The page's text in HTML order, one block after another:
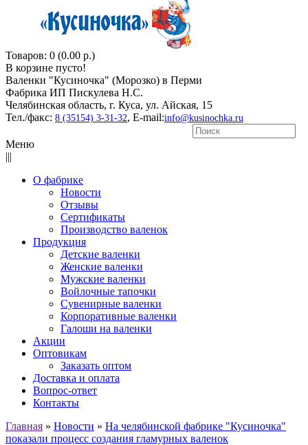
Товаров: 0 (0.00 р.)
В корзине пусто!
Валенки "Кусиночкa" (Морозко) в Перми
Фабрика ИП Пискулева Н.С.
Челябинская область, г. Куса, ул. Айская, 15
Тел./факс: 8 (35154) 3-31-32, E-mail:info@kusinochka.ru
Меню
|||
О фабрике
Новости
Отзывы
Сертификаты
Производство валенок
Продукция
Детские валенки
Женские валенки
Мужские валенки
Войлочные тапочки
Сувенирные валенки
Корпоративные валенки
Галоши на валенки
Акции
Оптовикам
Заказать оптом
Доставка и оплата
Вопрос-ответ
Контакты
Главная » Новости » На челябинской фабрике "Кусиночка"
показали процесс создания гламурных валенок